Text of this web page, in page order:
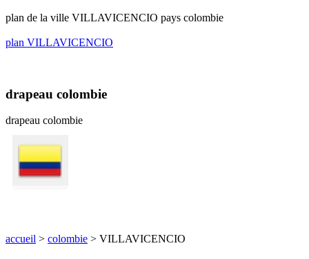
plan de la ville VILLAVICENCIO pays colombie
plan VILLAVICENCIO
drapeau colombie
drapeau colombie
accueil > colombie > VILLAVICENCIO